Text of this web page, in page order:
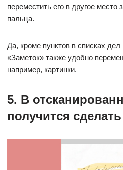
переместить его в другое место
пальца.
Да, кроме пунктов в списках дел
«Заметок» также удобно
например, картинки.
5. В
получится